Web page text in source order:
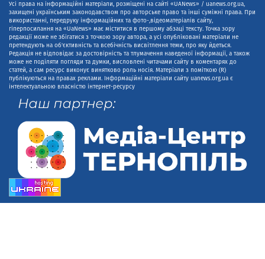
Усі права на інформаційні матеріали, розміщені на сайті «UANews» / uanews.org.ua,
захищені українським законодавством про авторське право та інші суміжні права. При
використанні, передруку інформаційних та фото-,відеоматеріалів сайту,
гіперпосилання на «UaNews» має міститися в першому абзаці тексту. Точка зору
редакції може не збігатися з точкою зору автора, а усі опубліковані матеріали не
претендують на об'єктивність та всебічність висвітлення теми, про яку йдеться.
Редакція не відповідає за достовірність та тлумачення наведеної інформації, а також
може не поділяти погляди та думки, висловлені читачами сайту в коментарях до
статей, а сам ресурс виконує винятково роль носія. Матеріали з поміткою (R)
публікуються на правах реклами. Інформаційні матеріали сайту uanews.org.ua є
інтелектуальною власністю інтернет-ресурсу